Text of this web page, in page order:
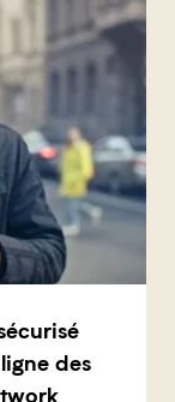
des